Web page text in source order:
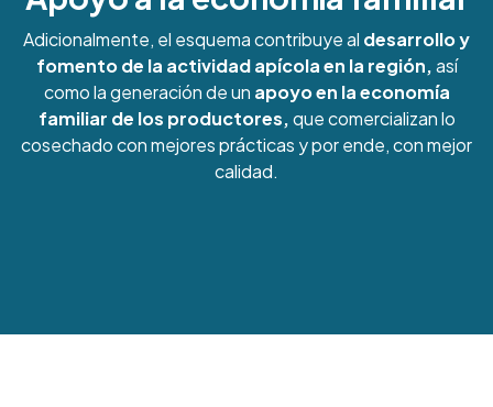
Adicionalmente, el esquema contribuye al desarrollo y
fomento de la actividad apícola en la región,así
como la generación de un apoyo en la economía
familiar de los productores,que comercializan lo
cosechado con mejores prácticas y por ende, con mejor
calidad.